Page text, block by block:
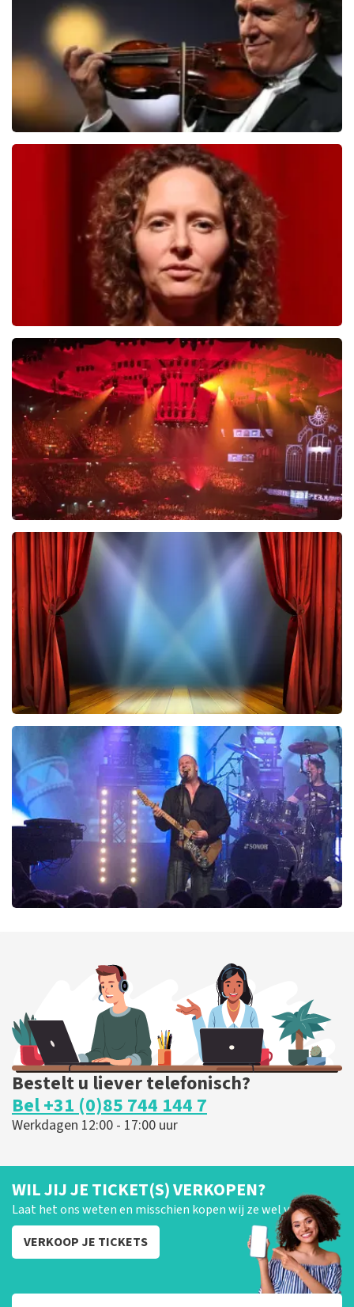
BESTEL NU
Andre Rieu
laatste 30 minuten
BESTEL NU
Esther van der Voort
488laatste 30 minuten
BESTEL NU
Vrienden Van Amstel Live
423 laatste 30 minuten
BESTEL NU
40 45 De Musical
290laatste 30 minuten
BESTEL NU
BESTEL NU
Bestelt u liever telefonisch?
Bel +31 (0)85 744 144 7
Werkdagen 12:00 - 17:00 uur
WIL JIJ JE TICKET(S) VERKOPEN?
Laat het ons weten en misschien kopen wij ze wel van je!
VERKOOP JE TICKETS